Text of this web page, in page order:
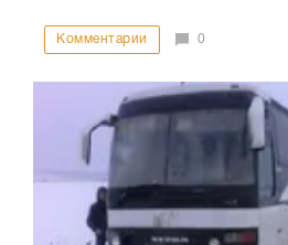
Комментарии 0